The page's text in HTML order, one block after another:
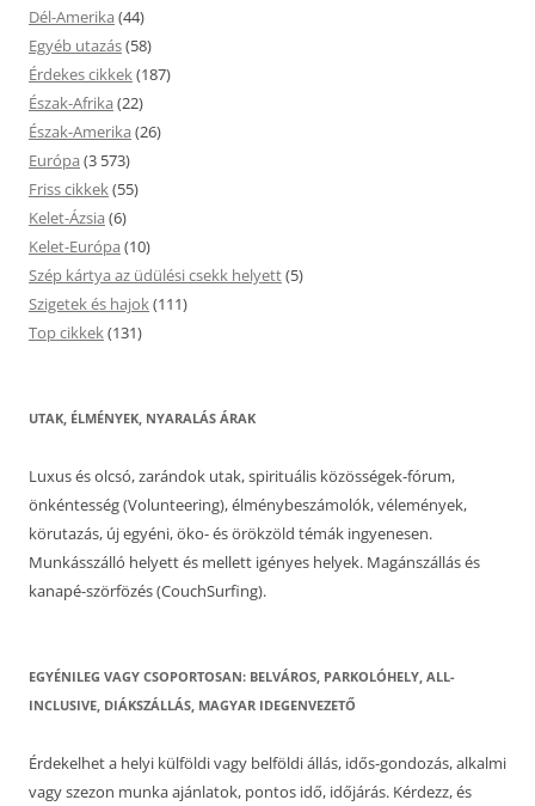
Dél-Amerika (44)
Egyéb utazás(58)
Érdekes cikkek(187)
Észak-Afrika (22)
Észak-Amerika (26)
Európa (3 573)
Friss cikkek(55)
Kelet-Ázsia (6)
Kelet-Európa (10)
Szép kártya az üdülési csekk helyett(5)
Szigetek és hajok(111)
Top cikkek(131)
UTAK, ÉLMÉNYEK, NYARALÁS ÁRAK
Luxus és olcsó, zarándok utak, spirituális közösségek-fórum,
önkéntesség (Volunteering), élménybeszámolók, vélemények,
körutazás, új egyéni, öko- és örökzöld témák ingyenesen.
Munkásszálló helyett és mellett igényes helyek. Magánszállás és
kanapé-szörfözés (CouchSurfing).
EGYÉNILEG VAGY CSOPORTOSAN: BELVÁROS, PARKOLÓHELY, ALL-
INCLUSIVE, DIÁKSZÁLLÁS, MAGYAR IDEGENVEZETŐ
Érdekelhet a helyi külföldi vagy belföldi állás, idős-gondozás, alkalmi
vagy szezon munka ajánlatok, pontos idő, időjárás. Kérdezz, és